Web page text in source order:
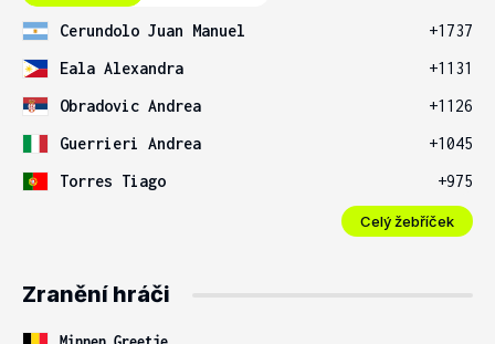
Cerundolo Juan Manuel
+1737
Eala Alexandra
+1131
Obradovic Andrea
+1126
Guerrieri Andrea
+1045
Torres Tiago
+975
Celý žebříček
Zranění hráči